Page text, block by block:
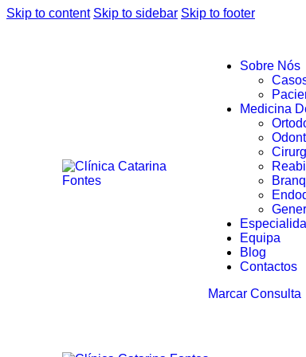
Skip to content Skip to sidebar Skip to footer
Sobre Nós
Medicina
Equipa
Blog
Contactos
Marcar Consulta